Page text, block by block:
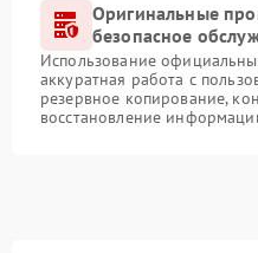
Оригинальные
безопасное
Использование
аккуратная работа с
резервное копирование,
восстановление